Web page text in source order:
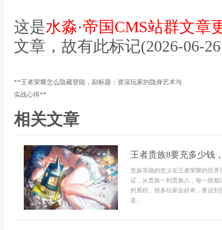
这是水淼·帝国CMS站群文章
文章，故有此标记(2026-06-
**王者荣耀怎么隐藏登陆，副标题：资深玩家的隐身艺术与
实战心得**
相关文章
王者贵族8要充多少钱
贵族等级的意义在王者荣耀的世
证，从贵族一到贵族八，每一级
的累积，很多玩家会好奇，要达
是...